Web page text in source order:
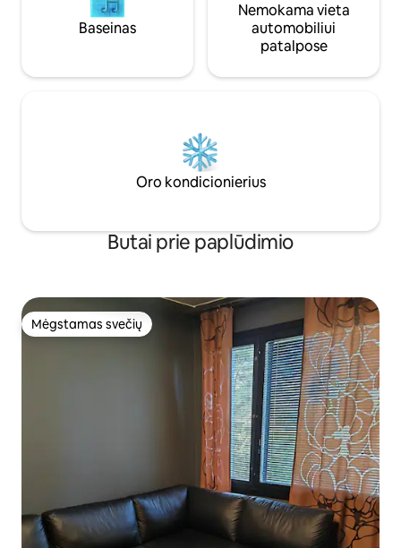
Baseinas
Nemokama vieta
automobiliui
patalpose
Oro kondicionierius
Butai prie paplūdimio
Mėgstamas svečių
Mėgstamas svečių